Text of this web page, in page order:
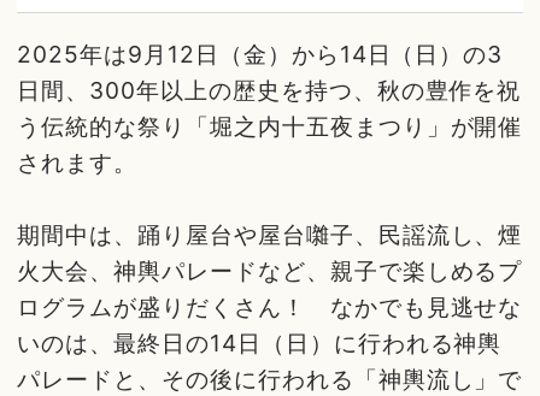
2025年は9月12日（金）から14日（日）の3
日間、300年以上の歴史を持つ、秋の豊作を祝
う伝統的な祭り「堀之内十五夜まつり」が開催
されます。
期間中は、踊り屋台や屋台囃子、民謡流し、煙
火大会、神輿パレードなど、親子で楽しめるプ
ログラムが盛りだくさん！ なかでも見逃せな
いのは、最終日の14日（日）に行われる神輿
パレードと、その後に行われる「神輿流し」で